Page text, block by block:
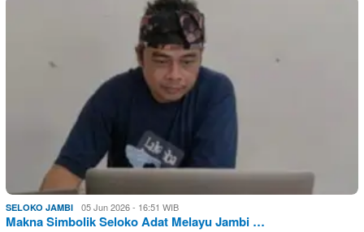
SELOKO JAMBI 05 Jun 2026 - 16:51 WIB
Makna Simbolik Seloko Adat Melayu Jambi …